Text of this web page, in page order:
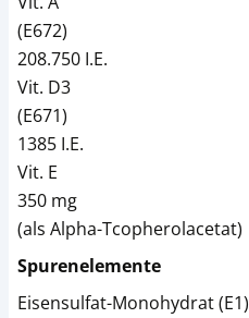
(E672)
208.750 I.E.
Vit. D3
(E671)
1385 I.E.
Vit. E
350 mg
(als Alpha-Tcopherolacetat)
Spurenelemente
Eisensulfat-Monohydrat